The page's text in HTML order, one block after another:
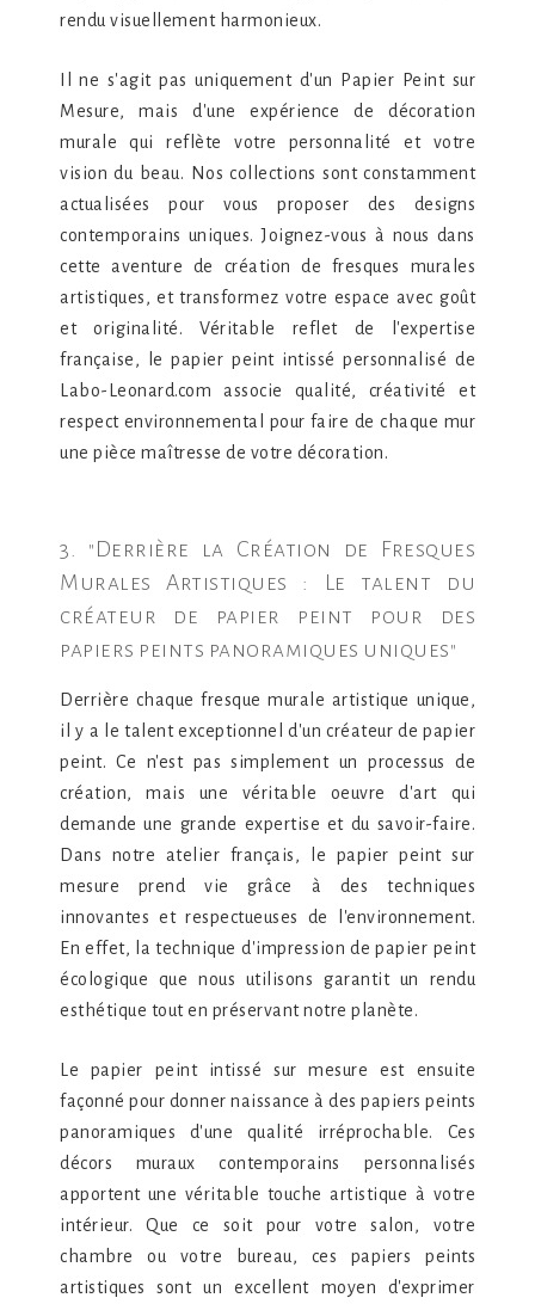
rendu visuellement harmonieux.
Il ne s'agit pas uniquement d'un Papier Peint sur
Mesure, mais d'une expérience de décoration
murale qui reflète votre personnalité et votre
vision du beau. Nos collections sont constamment
actualisées pour vous proposer des designs
contemporains uniques. Joignez-vous à nous dans
cette aventure de création de fresques murales
artistiques, et transformez votre espace avec goût
et originalité. Véritable reflet de l'expertise
française, le papier peint intissé personnalisé de
Labo-Leonard.com associe qualité, créativité et
respect environnemental pour faire de chaque mur
une pièce maîtresse de votre décoration.
3. "Derrière la Création de Fresques
Murales Artistiques : Le talent du
créateur de papier peint pour des
papiers peints panoramiques uniques"
Derrière chaque fresque murale artistique unique,
il y a le talent exceptionnel d'un créateur de papier
peint. Ce n'est pas simplement un processus de
création, mais une véritable oeuvre d'art qui
demande une grande expertise et du savoir-faire.
Dans notre atelier français, le papier peint sur
mesure prend vie grâce à des techniques
innovantes et respectueuses de l'environnement.
En effet, la technique d'impression de papier peint
écologique que nous utilisons garantit un rendu
esthétique tout en préservant notre planète.
Le papier peint intissé sur mesure est ensuite
façonné pour donner naissance à des papiers peints
panoramiques d'une qualité irréprochable. Ces
décors muraux contemporains personnalisés
apportent une véritable touche artistique à votre
intérieur. Que ce soit pour votre salon, votre
chambre ou votre bureau, ces papiers peints
artistiques sont un excellent moyen d'exprimer